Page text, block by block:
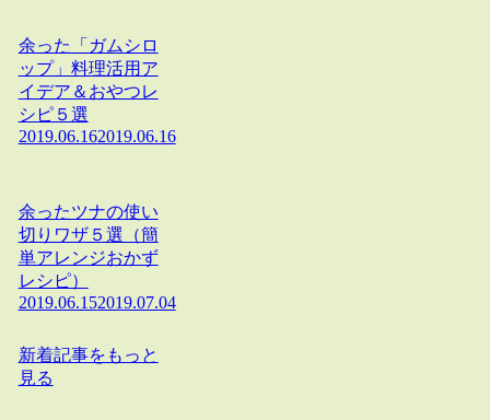
余った「ガムシロ
ップ」料理活用ア
イデア＆おやつレ
シピ５選
2019.06.162019.06.16
余ったツナの使い
切りワザ５選（簡
単アレンジおかず
レシピ）
2019.06.152019.07.04
新着記事をもっと
見る